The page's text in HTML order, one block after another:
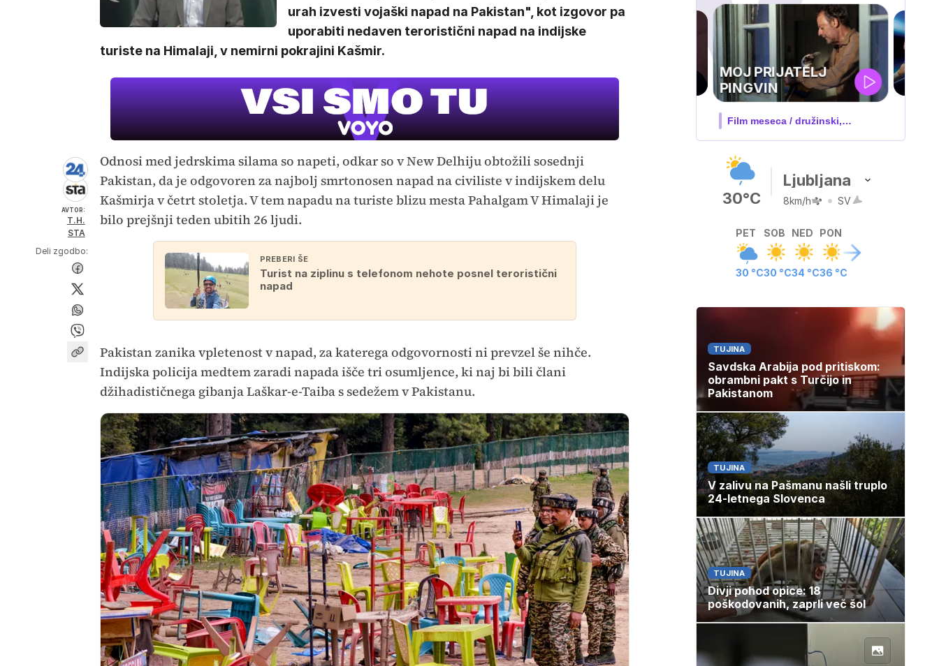
urah izvesti vojaški napad na Pakistan", kot izgovor pa
uporabiti nedaven teroristični napad na indijske
turiste na Himalaji, v nemirni pokrajini Kašmir.
AVTOR:
T.H.
STA
Deli zgodbo:
Odnosi med jedrskima silama so napeti, odkar so v New Delhiju obtožili sosednji
Pakistan, da je odgovoren za najbolj smrtonosen napad na civiliste v indijskem delu
Kašmirja v četrt stoletja. V tem napadu na turiste blizu mesta Pahalgam V Himalaji je
bilo prejšnji teden ubitih 26 ljudi.
PREBERI ŠE
Turist na ziplinu s telefonom nehote posnel teroristični
napad
Pakistan zanika vpletenost v napad, za katerega odgovornosti ni prevzel še nihče.
Indijska policija medtem zaradi napada išče tri osumljence, ki naj bi bili člani
džihadističnega gibanja Laškar-e-Taiba s sedežem v Pakistanu.
UEFA
SUPERPOKAL
V živo na VOYO: sreda ob 20.30
30°C
Ljubljana
8km/h SV
PET
30 °C
SOB
30 °C
NED
34 °C
PON
36 °C
TUJINA
Savdska Arabija pod pritiskom:
obrambni pakt s Turčijo in
Pakistanom
TUJINA
V zalivu na Pašmanu našli truplo
24-letnega Slovenca
TUJINA
Divji pohod opice: 18
poškodovanih, zaprli več šol